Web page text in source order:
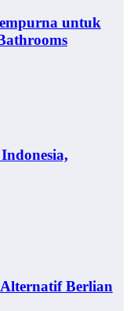
untuk
Berlian